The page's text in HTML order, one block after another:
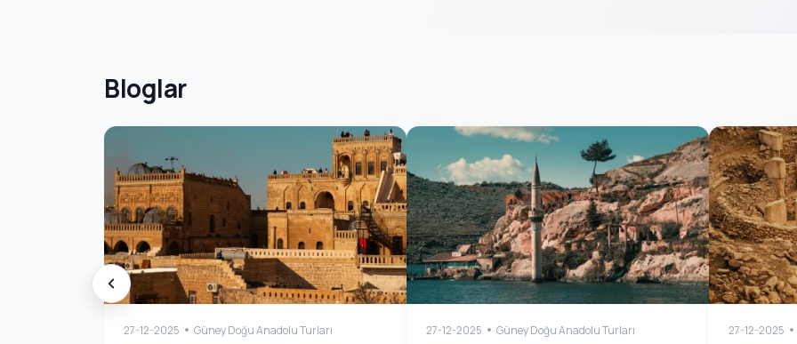
Bloglar
27-12-2025 Güney Doğu Anadolu Turları 27-12-2025 Güney Doğu Anadolu Turları 27-12-2025